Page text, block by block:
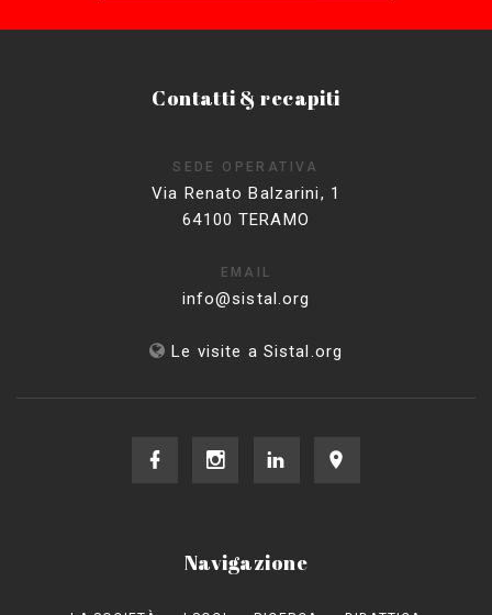
Contatti & recapiti
SEDE OPERATIVA
Via Renato Balzarini, 1
64100 TERAMO
EMAIL
info@sistal.org
Le visite a Sistal.org
Navigazione